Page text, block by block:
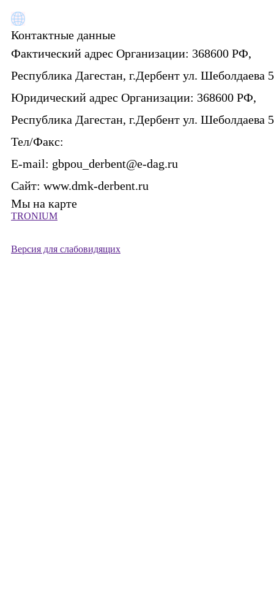
Контактные данные
Фактический адрес Организации: 368600 РФ,
Республика Дагестан, г.Дербент ул. Шеболдаева
Юридический адрес Организации: 368600 РФ,
Республика Дагестан, г.Дербент ул. Шеболдаева
Тел/Факс:
E-mail: gbpou_derbent@e-dag.ru
Сайт: www.dmk-derbent.ru
Мы на карте
TRONIUM
Версия для слабовидящих